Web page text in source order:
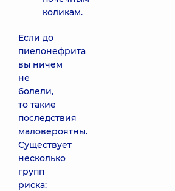
коликам.
Если до
пиелонефрита
вы ничем
не
болели,
то такие
последствия
маловероятны.
Существует
несколько
групп
риска: